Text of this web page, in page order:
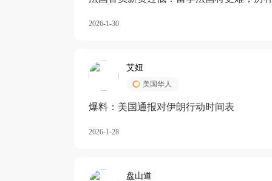
2026-1-30
艾妞
美国华人
爆料：美国通报对伊朗行动时间表
2026-1-28
盘山道